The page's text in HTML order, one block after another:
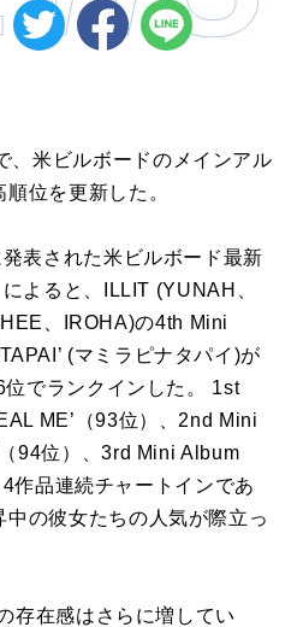
、米ビルボードのメインアル
位を更新した。
表された米ビルボード最新
よると、ILLIT (YUNAH、
、IROHA)の4th Mini
(マミラピナタパイ)が
位でランクインした。 1st
ME’（93位）、2nd Mini
94位）、3rd Mini Album
作品連続チャートインであ
中の彼女たちの人気が際立っ
存在感はさらに増してい